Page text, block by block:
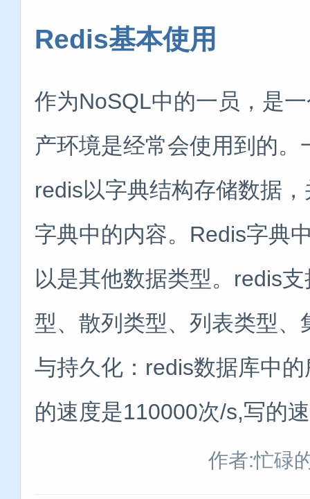
Redis基本使用
作为NoSQL中的一员，是
产环境是经常会使用到的
redis以字典结构存储数据
字典中的内容。Redis字典
以是其他数据类型。redis
型、散列类型、列表类型
与持久化：redis数据库中
的速度是110000次/s,写的
作者:忙碌